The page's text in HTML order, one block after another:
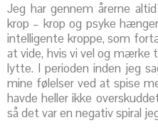
Jeg har gennem årerne
krop – krop og psyke
intelligente kroppe, som
at vide, hvis vi vel og
lytte. I perioden inden jeg
mine følelser ved at spise
havde heller ikke
så det var en negativ spiral